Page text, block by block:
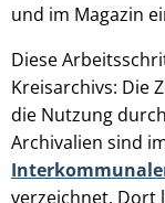
und im Magazin
Diese
Kreisarchivs: Die
die Nutzung
Archivalien sind
verzeichnet. Dort